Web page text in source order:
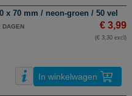
x 70 mm / neon-groen / 50 vel
DAGEN € 3,99
(€ 3,30 excl)
In winkelwagen